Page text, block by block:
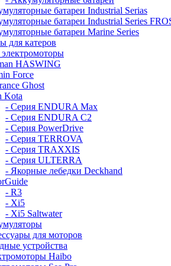
батареи Industrial Serias
батареи Industrial Series
батареи Marine Series
для катеров
HASWING
Force
Ghost
Kota
- Серия ENDURA Max
- Серия ENDURA C2
- Серия PowerDrive
- Серия TERROVA
- Серия TRAXXIS
- Серия ULTERRA
- Якорные лебедки Deckhand
- R3
- Xi5
- Xi5 Saltwater
для моторов
устройства
Haibo